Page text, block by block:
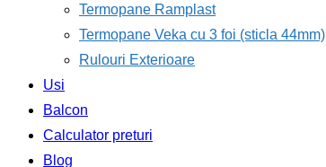
Termopane Ramplast
Termopane Veka cu 3 foi (sticla 44mm)
Rulouri Exterioare
Usi
Balcon
Calculator preturi
Blog